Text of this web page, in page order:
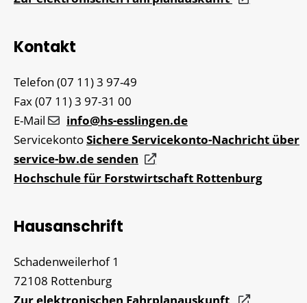
Kontakt
Telefon (07 11) 3 97-49
Fax(07 11) 3 97-31 00
E-Mail
info@hs-esslingen.de
ServicekontoSichere Servicekonto-Nachricht über
service-bw.de senden
Hochschule für Forstwirtschaft Rottenburg
Hausanschrift
Schadenweilerhof 1
72108 Rottenburg